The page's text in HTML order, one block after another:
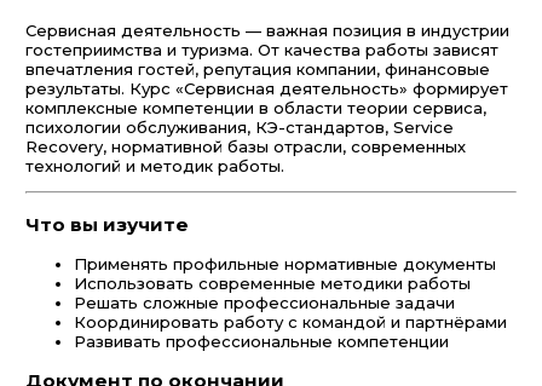
Сервисная деятельность — важная позиция в индустрии
гостеприимства и туризма. От качества работы зависят
впечатления гостей, репутация компании, финансовые
результаты. Курс «Сервисная деятельность» формирует
комплексные компетенции в области теории сервиса,
психологии обслуживания, КЭ-стандартов, Service
Recovery, нормативной базы отрасли, современных
технологий и методик работы.
Что вы изучите
Применять профильные нормативные документы
Использовать современные методики работы
Решать сложные профессиональные задачи
Координировать работу с командой и партнёрами
Развивать профессиональные компетенции
Документ по окончании